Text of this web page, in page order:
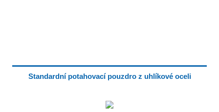
Standardní potahovací pouzdro z uhlíkové oceli